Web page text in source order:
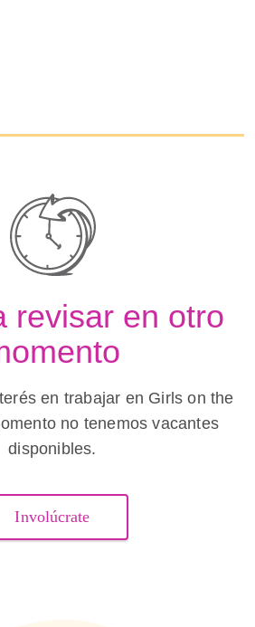
revisar en otro
en trabajar en Girls on the
no tenemos vacantes
disponibles.
Involúcrate